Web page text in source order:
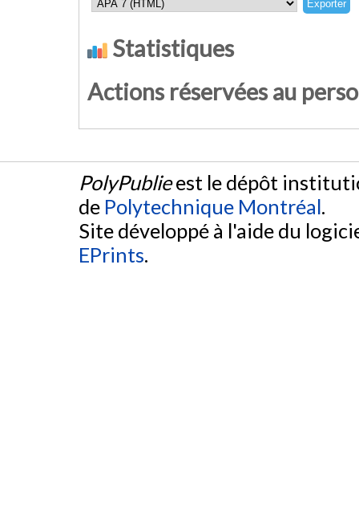
Statistiques
Actions réservées au
PolyPublieest le dépôt
de Polytechnique Montréal.
Site développé à l'aide du
EPrints.